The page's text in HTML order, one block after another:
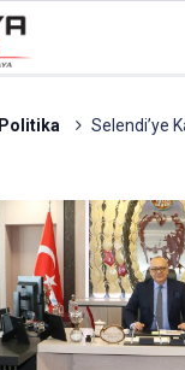
Politika
Selendi’ye